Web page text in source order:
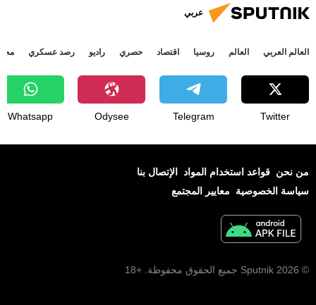
عربي
العالم العربي العالم روسيا اقتصاد حصري راديو رصد عسكري
Twitter
Telegram
Odysee
Whatsapp
من نحن قواعد استخدام المواد الإتصال بنا
سياسة الخصوصية
معايير المجتمع
© 2026 Sputnik جميع الحقوق محفوظة. +18